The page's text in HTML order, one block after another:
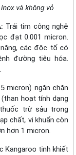
và không vỏ
Trái tim công nghệ
đạt 0.001 micron.
các độc tố có
đường tiêu hóa.
micron) ngăn chặn
hoạt tính dạng
trừ sâu trong
chất, vi khuẩn còn
hơn 1 micron.
Kangaroo tinh khiết